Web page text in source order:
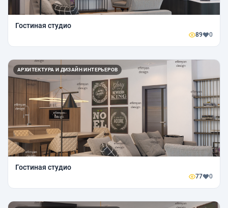
Гостиная студио
89 0
АРХИТЕКТУРА И ДИЗАЙН ИНТЕРЬЕРОВ
Гостиная студио
77 0